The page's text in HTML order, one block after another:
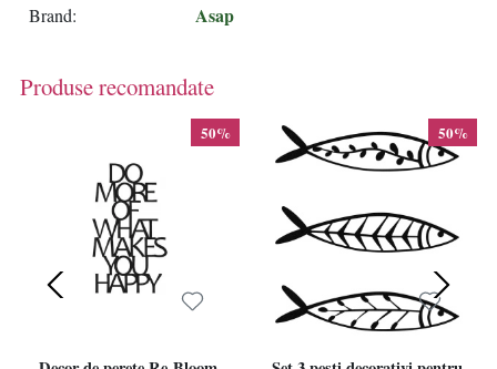
Brand Asap
Produse recomandate
50% 50%